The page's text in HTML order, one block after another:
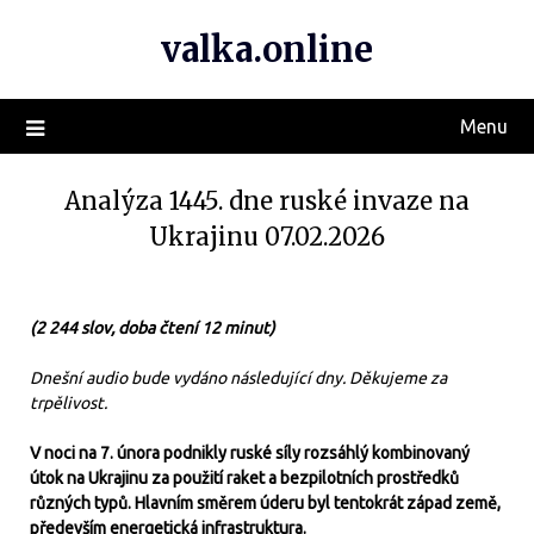
valka.online
Menu
Analýza 1445. dne ruské invaze na
Ukrajinu 07.02.2026
(2 244 slov, doba čtení 12 minut)
Dnešní audio bude vydáno následující dny. Děkujeme za
trpělivost.
V noci na 7. února podnikly ruské síly rozsáhlý kombinovaný
útok na Ukrajinu za použití raket a bezpilotních prostředků
různých typů. Hlavním směrem úderu byl tentokrát západ země,
především energetická infrastruktura.